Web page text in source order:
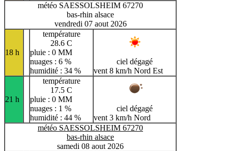
météo SAESSOLSHEIM 67270
bas-rhin alsace
vendredi 07 aout 2026
18 h
température
28.6 C
pluie : 0 MM
nuages : 6 %
humidité : 34 %
ciel dégagé
vent 8 km/h Nord Est
21 h
température
17.5 C
pluie : 0 MM
nuages : 1 %
humidité : 44 %
ciel dégagé
vent 3 km/h Nord
météo SAESSOLSHEIM 67270
bas-rhin alsace
samedi 08 aout 2026